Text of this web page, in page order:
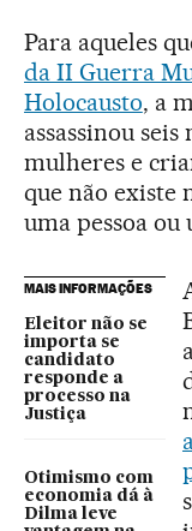
Para aqueles
da II Guerra
Holocausto, a
assassinou
mulheres e
que não existe
uma pessoa
MAIS INFORMAÇÕES
Eleitor não se
importa se
candidato
responde a
processo na
Justiça
Otimismo com
economia dá à
Dilma leve